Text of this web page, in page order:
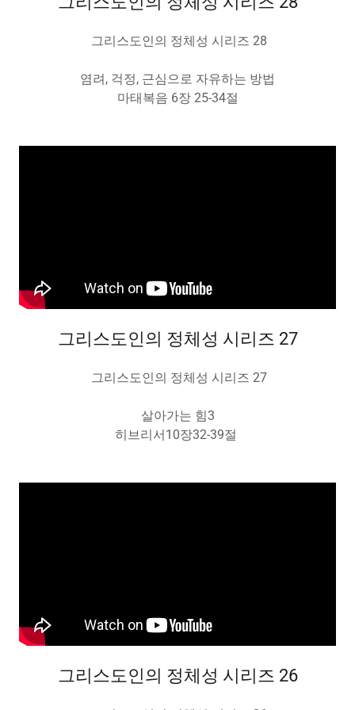
그리스도인의 정체성 시리즈 28
염려, 걱정, 근심으로 자유하는 방법
마태복음 6장 25-34절
그리스도인의 정체성 시리즈 27
그리스도인의 정체성 시리즈 27
살아가는 힘3
히브리서10장32-39절
그리스도인의 정체성 시리즈 26